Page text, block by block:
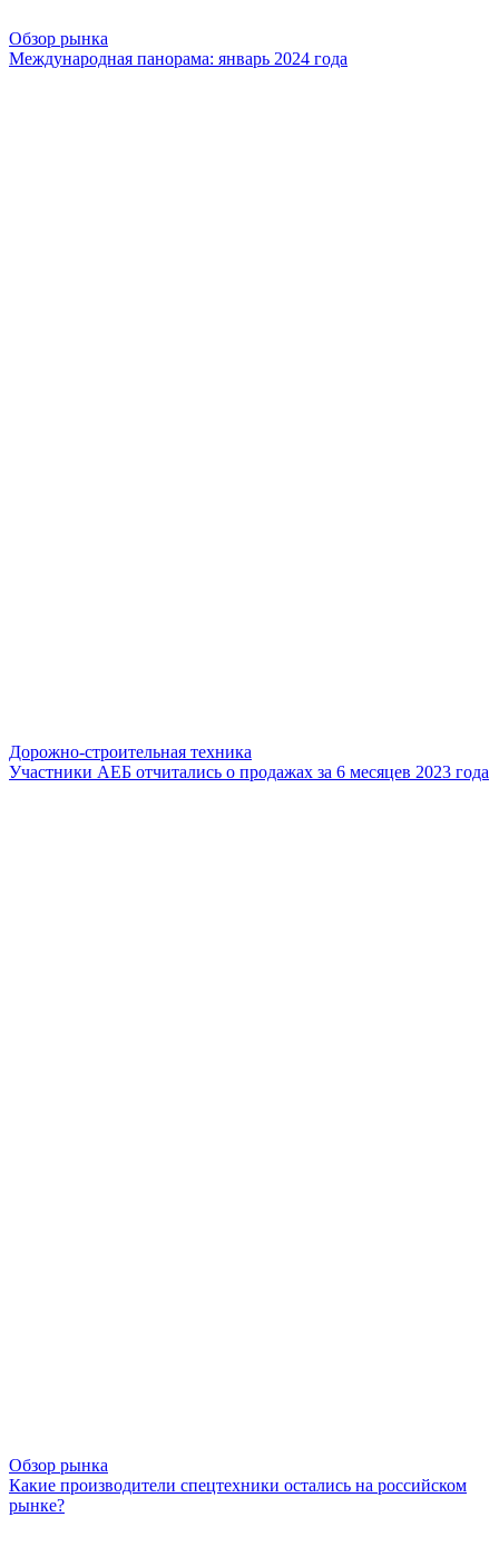
Обзор рынка
Международная панорама: январь 2024 года
Дорожно-строительная техника
Участники АЕБ отчитались о продажах за 6 месяцев 2023 года
Обзор рынка
Какие производители спецтехники остались на российском
рынке?